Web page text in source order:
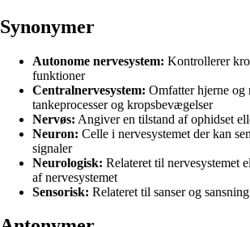
Synonymer
Autonome nervesystem: Kontrollerer
funktioner
Centralnervesystem: Omfatter hjerne og
tankeprocesser og kropsbevægelser
Nervøs: Angiver en tilstand af ophidset
Neuron: Celle i nervesystemet der kan
signaler
Neurologisk: Relateret til nervesystemet
af nervesystemet
Sensorisk: Relateret til sanser og sansning